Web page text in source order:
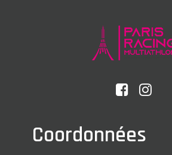
Coordonnées